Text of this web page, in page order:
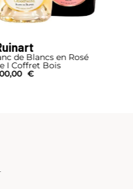
de Blancs en Rosé
I Coffret Bois
€